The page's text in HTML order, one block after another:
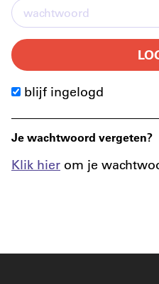
blijf ingelogd
Je wachtwoord vergeten?
Klik hier om je